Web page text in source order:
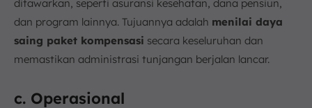
ditawarkan, seperti asuransi kesehatan, dana pensiun,
dan program lainnya. Tujuannya adalah menilai daya
saing paket kompensasi secara keseluruhan dan
memastikan administrasi tunjangan berjalan lancar.
c. Operasional